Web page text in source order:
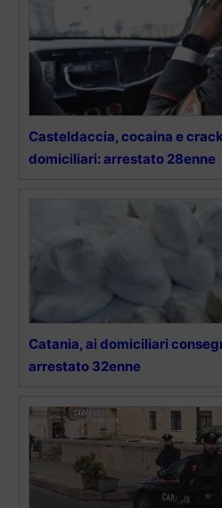
Casteldaccia, cocaina e
domiciliari: arrestato 28enne
Catania, ai domiciliari
arrestato 32enne